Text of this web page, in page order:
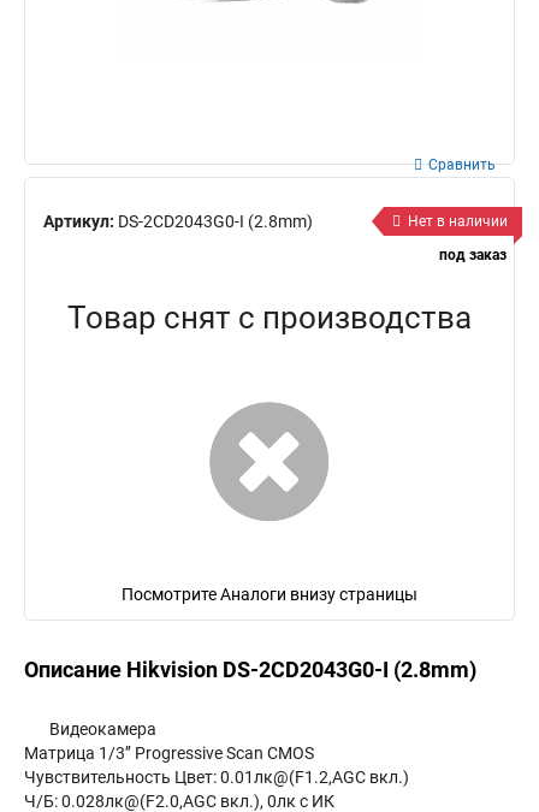
Артикул: DS-2CD2043G0-I (2.8mm)
Сравнить
Нет в наличии
под заказ
Товар снят с производства
Посмотрите Аналоги внизу страницы
Описание Hikvision DS-2CD2043G0-I (2.8mm)
Видеокамера
Матрица 1/3’’ Progressive Scan CMOS
Чувствительность Цвет: 0.01лк@(F1.2,AGC вкл.)
Ч/Б: 0.028лк@(F2.0,AGC вкл.), 0лк с ИК